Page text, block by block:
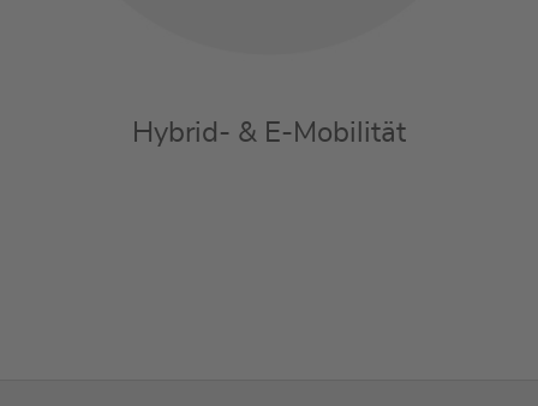
Hybrid- & E-Mobilität